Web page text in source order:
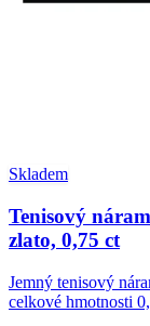
Skladem
Tenisový
zlato, 0,75 ct
Jemný tenisový
celkové hmotnosti